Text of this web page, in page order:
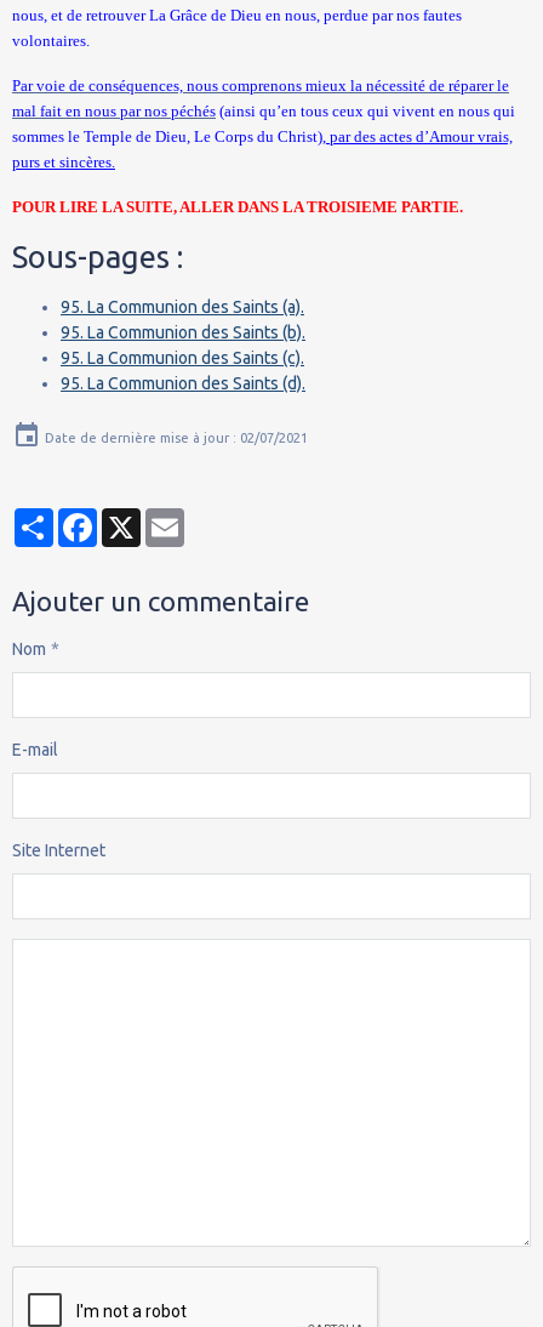
nous, et de retrouver La Grâce de Dieu en nous, perdue par nos fautes
volontaires.
Par voie de conséquences, nous comprenons mieux la nécessité de réparer le
mal fait en nous par nos péchés (ainsi qu’en tous ceux qui vivent en nous qui
sommes le Temple de Dieu, Le Corps du Christ) , par des actes d’Amour vrais,
purs et sincères.
POUR LIRE LA SUITE, ALLER DANS LA TROISIEME PARTIE.
Sous-pages :
95. La Communion des Saints (a).
95. La Communion des Saints (b).
95. La Communion des Saints (c).
95. La Communion des Saints (d).
Date de dernière mise à jour : 02/07/2021
PartagerFacebook
X
Ajouter un commentaire
Nom
E-mail
Site Internet